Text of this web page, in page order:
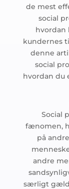
de mest
social
hvordan
kundernes
denne
social
hvordan du
Social
fænomen,
på
andre
særligt